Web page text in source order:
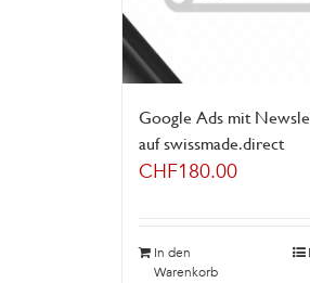
Google Ads mit
auf swissmade.direct
CHF180.00
In den
Warenkorb